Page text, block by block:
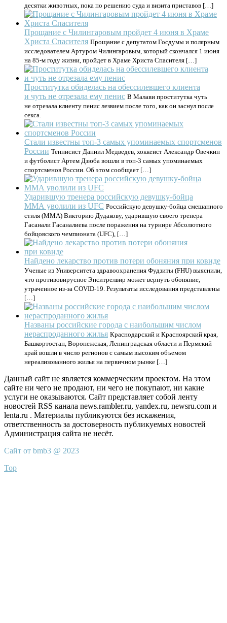
десятки животных, пока по решению суда и визита приставов […]
Прощание с Чилингаровым пройдет 4 июня в Храме
Христа Спасителя Прощание с депутатом Госдумы и полярным
исследователем Артуром Чилингаровым, который скончался 1 июня
на 85-м году жизни, пройдет в Храме Христа Спасителя […]
Проститутка обиделась на обессилевшего клиента
и чуть не отрезала ему пенис В Малави проститутка чуть
не отрезала клиенту пенис лезвием после того, как он заснул после
секса.
Стали известны топ-3 самых упоминаемых спортсменов
России Теннисист Даниил Медведев, хоккеист Александр Овечкин
и футболист Артем Дзюба вошли в топ-3 самых упоминаемых
спортсменов России. Об этом сообщает […]
Ударившую тренера российскую девушку-бойца
MMA уволили из UFC Российскую девушку-бойца смешанного
стиля (ММА) Викторию Дудакову, ударившую своего тренера
Гасанали Гасаналиева после поражения на турнире Абсолютного
бойцовского чемпионата (UFC), […]
Найдено лекарство против потери обоняния при ковиде
Ученые из Университета здравоохранения Фудзиты (FHU) выяснили,
что противовирусное Энситрелвир может вернуть обоняние,
утраченное из-за COVID-19. Результаты исследования представлены
[…]
Названы российские города с наибольшим числом
нераспроданного жилья Краснодарский и Красноярский края,
Башкортостан, Воронежская, Ленинградская области и Пермский
край вошли в число регионов с самым высоким объемом
нереализованного жилья на первичном рынке […]
Данный сайт не является коммерческим проектом. На этом
сайте ни чего не продают, ни чего не покупают, ни какие
услуги не оказываются. Сайт представляет собой ленту
новостей RSS канала news.rambler.ru, yandex.ru, newsru.com и
lenta.ru . Материалы публикуются без искажения,
ответственность за достоверность публикуемых новостей
Администрация сайта не несёт.
Сайт от bmb3 @ 2023
Top